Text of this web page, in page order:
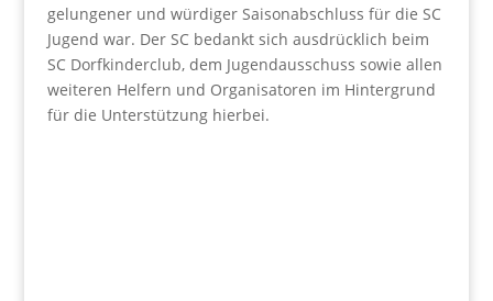
gelungener und würdiger Saisonabschluss für die SC
Jugend war. Der SC bedankt sich ausdrücklich beim
SC Dorfkinderclub, dem Jugendausschuss sowie allen
weiteren Helfern und Organisatoren im Hintergrund
für die Unterstützung hierbei.